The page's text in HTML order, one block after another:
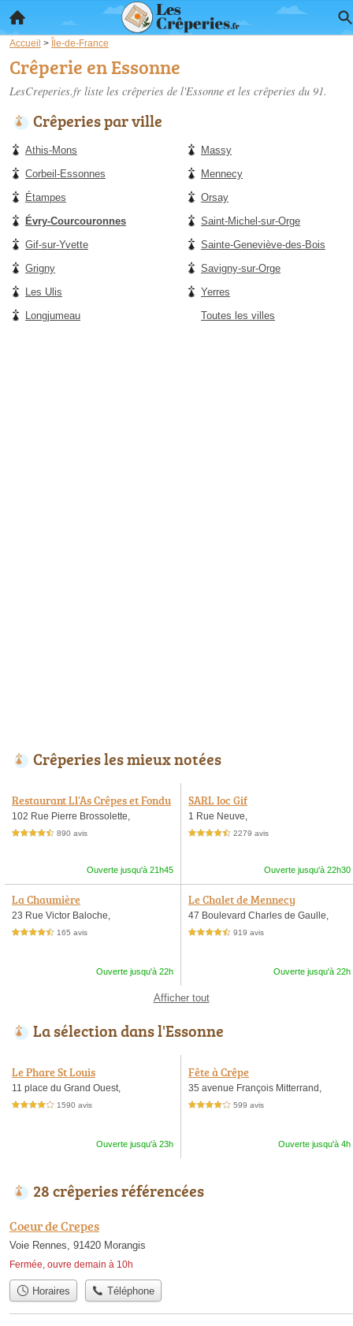
Accueil > Île-de-France
Crêperie en Essonne
LesCreperies.fr liste les crêperies de l'Essonne et les crêperies du 91.
Crêperies par ville
Athis-Mons
Corbeil-Essonnes
Étampes
Évry-Courcouronnes
Gif-sur-Yvette
Grigny
Les Ulis
Longjumeau
Massy
Mennecy
Orsay
Saint-Michel-sur-Orge
Sainte-Geneviève-des-Bois
Savigny-sur-Orge
Yerres
Toutes les villes
Crêperies les mieux notées
Restaurant Ll'As Crêpes et Fondu
es
102 Rue Pierre Brossolette,
4,5 étoiles sur 5 890 avis
Ouverte jusqu'à 21h45
SARL Ioc Gif
1 Rue Neuve,
4,5 étoiles sur 5 2279 avis
Ouverte jusqu'à 22h30
La Chaumière
23 Rue Victor Baloche,
4,5 étoiles sur 5 165 avis
Ouverte jusqu'à 22h
Le Chalet de Mennecy
47 Boulevard Charles de Gaulle,
4,5 étoiles sur 5 919 avis
Ouverte jusqu'à 22h
Afficher tout
La sélection dans l'Essonne
Le Phare St Louis
11 place du Grand Ouest,
4,0 étoiles sur 5 1590 avis
Ouverte jusqu'à 23h
Fête à Crêpe
35 avenue François Mitterrand,
4,0 étoiles sur 5 599 avis
Ouverte jusqu'à 4h
28 crêperies référencées
Coeur de Crepes
Voie Rennes, 91420 Morangis
Fermée, ouvre demain à 10h
Horaires Téléphone